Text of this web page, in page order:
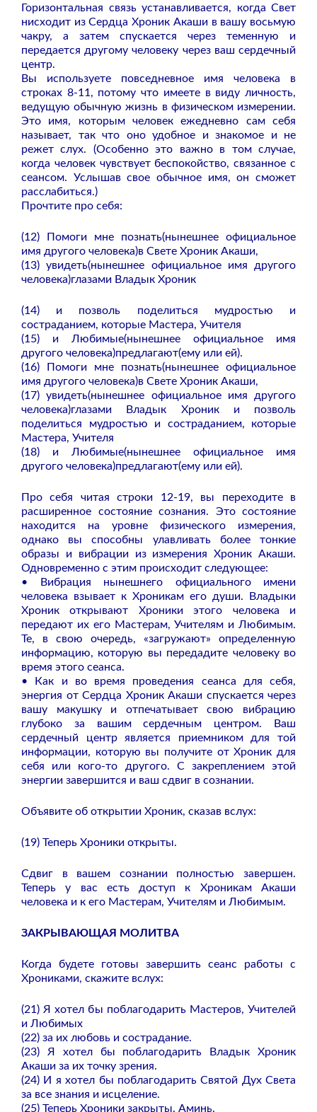
Горизонтальная связь устанавливается, когда Свет
нисходит из Сердца Хроник Акаши в вашу восьмую
чакру, а затем спускается через теменную и
передается другому человеку через ваш сердечный
центр.
Вы используете повседневное имя человека в
строках 8-11, потому что имеете в виду личность,
ведущую обычную жизнь в физическом измерении.
Это имя, которым человек ежедневно сам себя
называет, так что оно удобное и знакомое и не
режет слух. (Особенно это важно в том случае,
когда человек чувствует беспокойство, связанное с
сеансом. Услышав свое обычное имя, он сможет
расслабиться.)
Прочтите про себя:
(12) Помоги мне познать(нынешнее официальное
имя другого человека)в Свете Хроник Акаши,
(13) увидеть(нынешнее официальное имя другого
человека)глазами Владык Хроник
(14) и позволь поделиться мудростью и
состраданием, которые Мастера, Учителя
(15) и Любимые(нынешнее официальное имя
другого человека)предлагают(ему или ей).
(16) Помоги мне познать(нынешнее официальное
имя другого человека)в Свете Хроник Акаши,
(17) увидеть(нынешнее официальное имя другого
человека)глазами Владык Хроник и позволь
поделиться мудростью и состраданием, которые
Мастера, Учителя
(18) и Любимые(нынешнее официальное имя
другого человека)предлагают(ему или ей).
Про себя читая строки 12-19, вы переходите в
расширенное состояние сознания. Это состояние
находится на уровне физического измерения,
однако вы способны улавливать более тонкие
образы и вибрации из измерения Хроник Акаши.
Одновременно с этим происходит следующее:
• Вибрация нынешнего официального имени
человека взывает к Хроникам его души. Владыки
Хроник открывают Хроники этого человека и
передают их его Мастерам, Учителям и Любимым.
Те, в свою очередь, «загружают» определенную
информацию, которую вы передадите человеку во
время этого сеанса.
• Как и во время проведения сеанса для себя,
энергия от Сердца Хроник Акаши спускается через
вашу макушку и отпечатывает свою вибрацию
глубоко за вашим сердечным центром. Ваш
сердечный центр является приемником для той
информации, которую вы получите от Хроник для
себя или кого-то другого. С закреплением этой
энергии завершится и ваш сдвиг в сознании.
Объявите об открытии Хроник, сказав вслух:
(19) Теперь Хроники открыты.
Сдвиг в вашем сознании полностью завершен.
Теперь у вас есть доступ к Хроникам Акаши
человека и к его Мастерам, Учителям и Любимым.
ЗАКРЫВАЮЩАЯ МОЛИТВА
Когда будете готовы завершить сеанс работы с
Хрониками, скажите вслух:
(21) Я хотел бы поблагодарить Мастеров, Учителей
и Любимых
(22) за их любовь и сострадание.
(23) Я хотел бы поблагодарить Владык Хроник
Акаши за их точку зрения.
(24) И я хотел бы поблагодарить Святой Дух Света
за все знания и исцеление.
(25) Теперь Хроники закрыты. Аминь.